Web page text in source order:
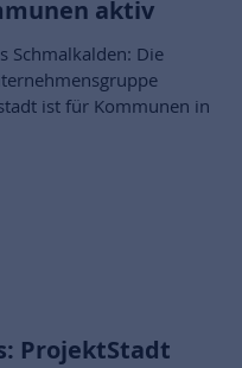
aktiv
Schmalkalden: Die
ist für Kommunen in
ProjektStadt